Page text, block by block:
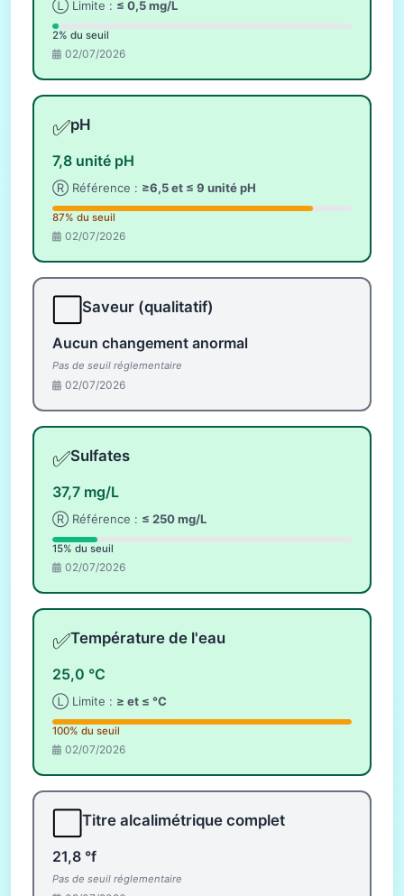
Ⓛ Limite : ≤ 0,5 mg/L
2% du seuil
02/07/2026
✅pH
7,8 unité pH
Ⓡ Référence : ≥6,5 et ≤ 9 unité pH
87% du seuil
02/07/2026
Saveur (qualitatif)
Aucun changement anormal
Pas de seuil réglementaire
02/07/2026
✅Sulfates
37,7 mg/L
Ⓡ Référence : ≤ 250 mg/L
15% du seuil
02/07/2026
✅Température de l'eau
25,0 °C
Ⓛ Limite : ≥ et ≤ °C
100% du seuil
02/07/2026
Titre alcalimétrique complet
21,8 °f
Pas de seuil réglementaire